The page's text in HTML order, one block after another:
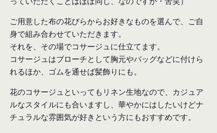
ご用意した布の花びらからお好きなものを選んで、ご自
身で組み合わせていただきます。
それを、その場でコサージュに仕立てます。
コサージュはブローチとして胸元やバッグなどに付けら
れるほか、ゴムを通せば髪飾りにも。
花のコサージュといってもリネン生地なので、カジュア
ルなスタイルにも合いますし、華やかにはしたいけどナ
チュラルな雰囲気が好きという方にもおすすめです。